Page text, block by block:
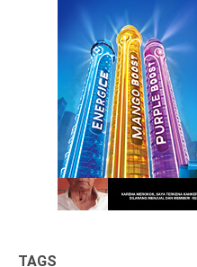
TAGS